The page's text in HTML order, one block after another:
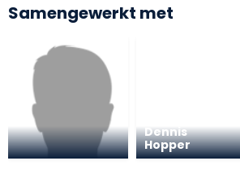
Samengewerkt met
Dennis
Hopper